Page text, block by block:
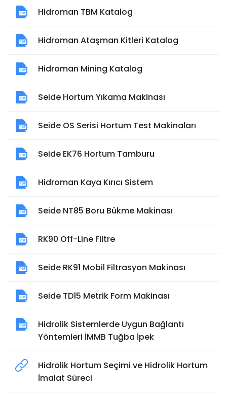
Hidroman TBM Katalog
Hidroman Ataşman Kitleri Katalog
Hidroman Mining Katalog
Seide Hortum Yıkama Makinası
Seide OS Serisi Hortum Test Makinaları
Seide EK76 Hortum Tamburu
Hidroman Kaya Kırıcı Sistem
Seide NT85 Boru Bükme Makinası
RK90 Off-Line Filtre
Seide RK91 Mobil Filtrasyon Makinası
Seide TD15 Metrik Form Makinası
Hidrolik Sistemlerde Uygun Bağlantı
Yöntemleri İMMB Tuğba İpek
Hidrolik Hortum Seçimi ve Hidrolik Hortum
İmalat Süreci